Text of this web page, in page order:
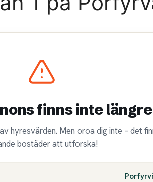
finns inte längre
hyresvärden. Men oroa dig inte – det
bostäder att utforska!